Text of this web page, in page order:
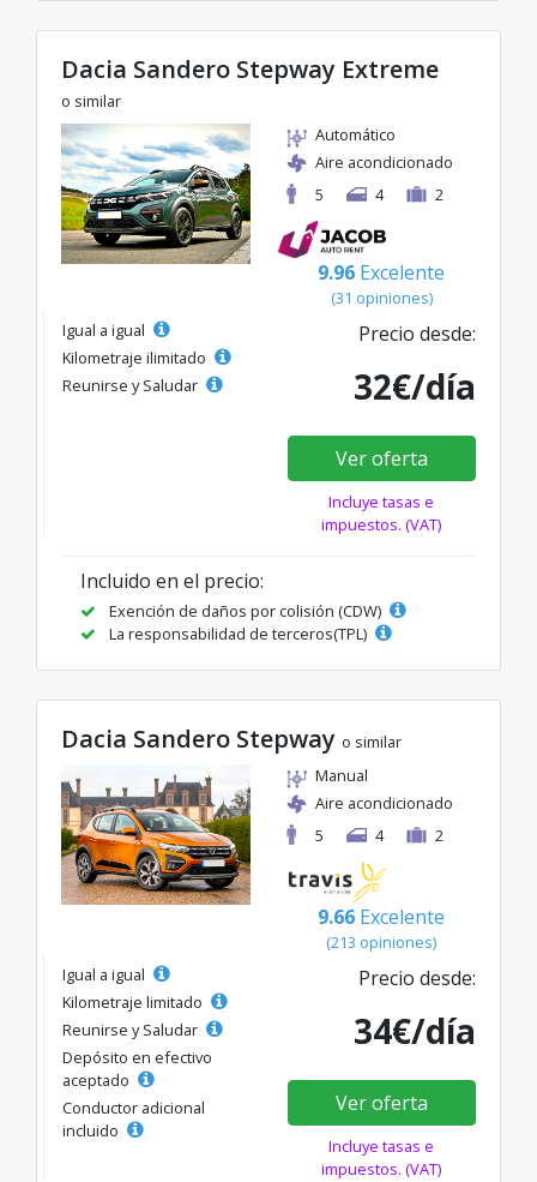
Dacia Sandero Stepway Extreme
o similar
Automático
Aire acondicionado
5
4 2
9.96 Excelente
(31 opiniones)
Igual a igual
Kilometraje ilimitado
Reunirse y Saludar
Precio desde:
32€/día
Ver oferta
Incluye tasas e
impuestos. (VAT)
Incluido en el precio:
Exención de daños por colisión (CDW)
La responsabilidad de terceros(TPL)
Dacia Sandero Stepway o similar
Manual
Aire acondicionado
5
4 2
9.66 Excelente
(213 opiniones)
Igual a igual
Kilometraje limitado
Reunirse y Saludar
Depósito en efectivo
aceptado
Conductor adicional
incluido
Precio desde:
34€/día
Ver oferta
Incluye tasas e
impuestos. (VAT)